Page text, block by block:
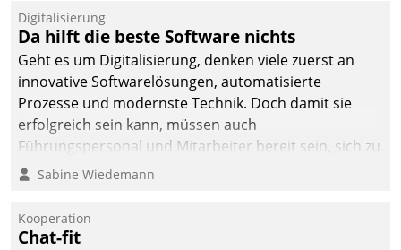
Digitalisierung
Da hilft die beste Software nichts
Geht es um Digitalisierung, denken viele zuerst an
innovative Softwarelösungen, automatisierte
Prozesse und modernste Technik. Doch damit sie
erfolgreich sein kann, müssen auch
Führungspersonal und Mitarbeiter bereit sein, sich zu
verändern und anzupassen, sonst werden sie an ihr
Sabine Wiedemann
Kooperation
Chat-fit